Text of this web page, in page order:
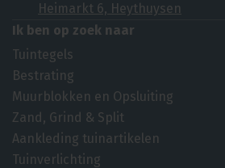
Heimarkt 6, Heythuysen
Ik ben op zoek naar
Tuintegels
Bestrating
Muurblokken en Opsluiting
Zand, Grind & Split
Aankleding tuinartikelen
Tuinverlichting